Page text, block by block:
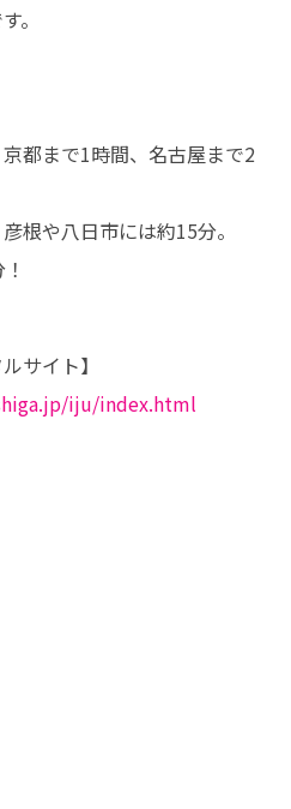
。
都まで1時間、名古屋まで2
根や八日市には約15分。
iju/index.html